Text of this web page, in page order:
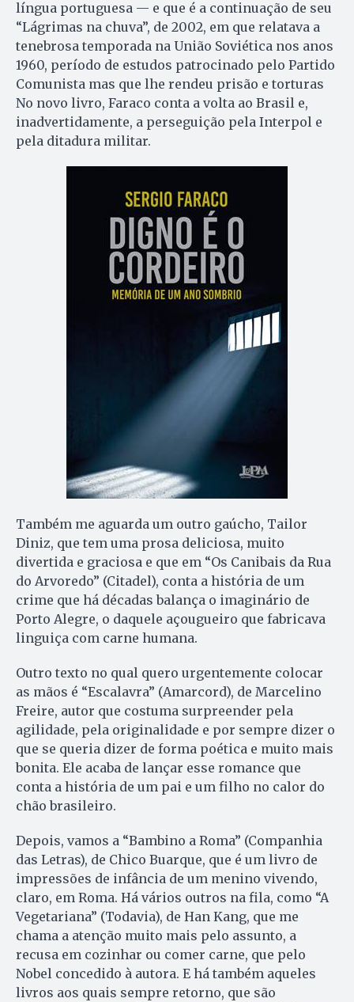
língua portuguesa — e que é a continuação de seu
“Lágrimas na chuva”, de 2002, em que relatava a
tenebrosa temporada na União Soviética nos anos
1960, período de estudos patrocinado pelo Partido
Comunista mas que lhe rendeu prisão e torturas
No novo livro, Faraco conta a volta ao Brasil e,
inadvertidamente, a perseguição pela Interpol e
pela ditadura militar.
Também me aguarda um outro gaúcho, Tailor
Diniz, que tem uma prosa deliciosa, muito
divertida e graciosa e que em “Os Canibais da Rua
do Arvoredo” (Citadel), conta a história de um
crime que há décadas balança o imaginário de
Porto Alegre, o daquele açougueiro que fabricava
linguiça com carne humana.
Outro texto no qual quero urgentemente colocar
as mãos é “Escalavra” (Amarcord), de Marcelino
Freire, autor que costuma surpreender pela
agilidade, pela originalidade e por sempre dizer o
que se queria dizer de forma poética e muito mais
bonita. Ele acaba de lançar esse romance que
conta a história de um pai e um filho no calor do
chão brasileiro.
Depois, vamos a “Bambino a Roma” (Companhia
das Letras), de Chico Buarque, que é um livro de
impressões de infância de um menino vivendo,
claro, em Roma. Há vários outros na fila, como “A
Vegetariana” (Todavia), de Han Kang, que me
chama a atenção muito mais pelo assunto, a
recusa em cozinhar ou comer carne, que pelo
Nobel concedido à autora. E há também aqueles
livros aos quais sempre retorno, que são